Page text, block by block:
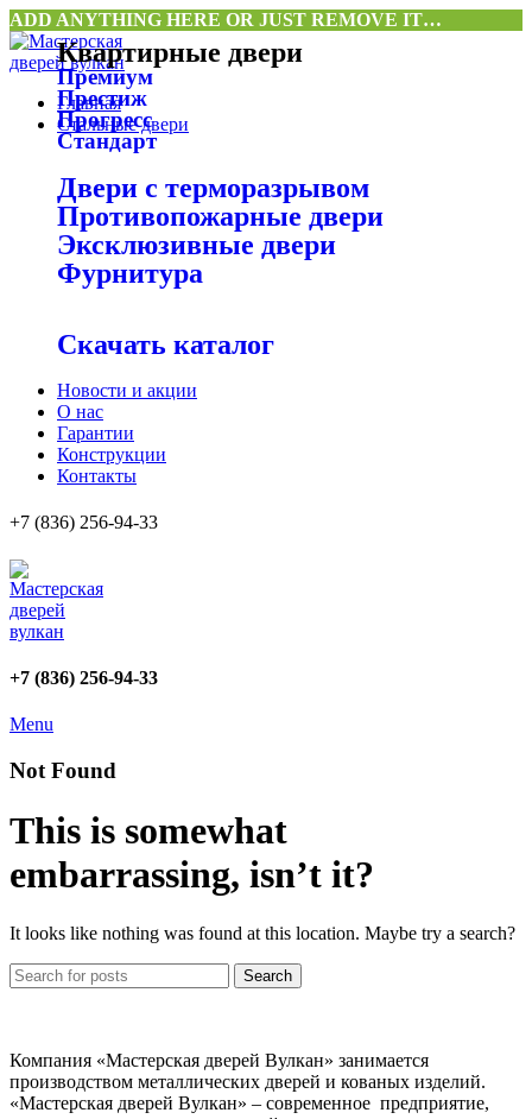
ADD ANYTHING HERE OR JUST REMOVE IT…
Главная
Стальные двери
Квартирные двери
Премиум
Престиж
Прогресс
Стандарт
Двери с терморазрывом
Противопожарные двери
Эксклюзивные двери
Фурнитура
Скачать каталог
Новости и акции
О нас
Гарантии
Конструкции
Контакты
+7 (836) 256-94-33
+7 (836) 256-94-33
Menu
Not Found
This is somewhat
embarrassing, isn’t it?
It looks like nothing was found at this location. Maybe try a search?
Search
Компания «Мастерская дверей Вулкан» занимается
производством металлических дверей и кованых изделий.
«Мастерская дверей Вулкан» – современное предприятие,